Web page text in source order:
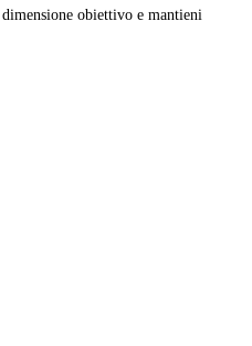
obiettivo e mantieni